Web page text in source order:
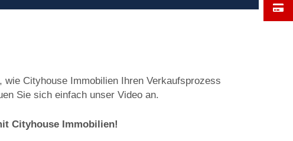
wie Cityhouse Immobilien Ihren Verkaufsprozess
Sie sich einfach unser Video an.
Cityhouse Immobilien!